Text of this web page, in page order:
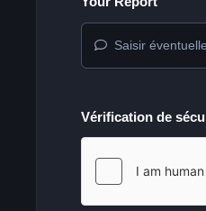
Saisir
Vérification de